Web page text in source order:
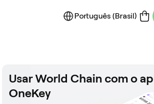
Português (Brasil)
Usar World Chain com o
OneKey